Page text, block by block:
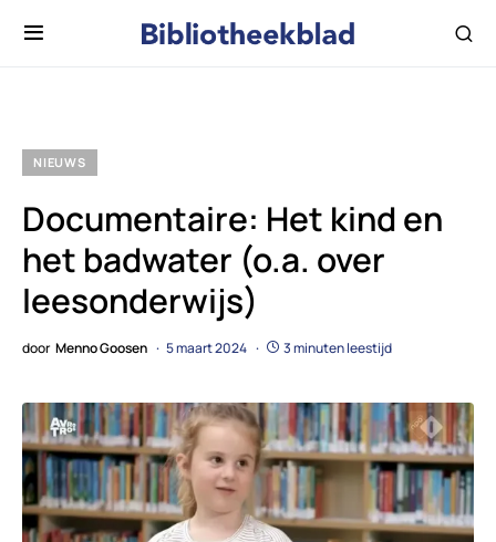
NIEUWS
Documentaire: Het kind en
het badwater (o.a. over
leesonderwijs)
door Menno Goosen 5 maart 2024 3 minuten leestijd